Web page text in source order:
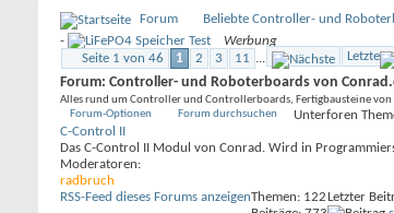
Forum Beliebte Controller- und
-
Werbung
Seite 1 von 46
1 2 3 11 ... Letzte
Forum: Controller- und Roboterboards von
Alles rund um Controller und Controllerboards, Fertigbausteine
Forum-Optionen
Forum durchsuchen Unterforen
C-Control II
Das C-Control II Modul von Conrad. Wird in
Moderatoren:
radbruch
RSS-Feed dieses Forums anzeigenThemen: 122Letzter